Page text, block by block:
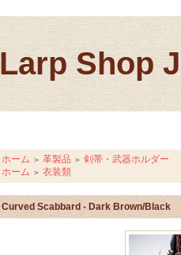
Larp Shop
ホーム ＞ 革製品 ＞ 剣帯・武器ホルダー
ホーム ＞ 衣装類
Curved Scabbard - Dark Brown/Black